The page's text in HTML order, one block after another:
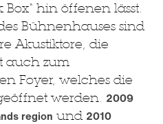
Box“ hin öffenen lässt.
Bühnenhauses sind
Akustiktore, die
auch zum
Foyer, welches die
werden. 2009
region und 2010